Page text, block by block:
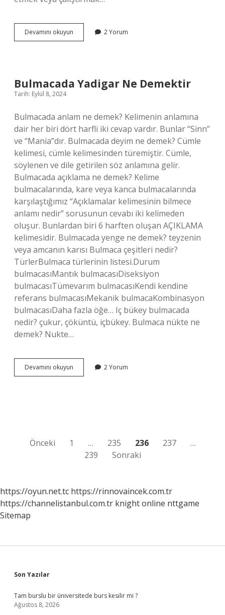
Devamını okuyun Çakmak
Ne
2 Yorum
Bulmacada Yadigar Ne Demektir
Tarih: Eylül 8, 2024
Bulmacada anlam ne demek? Kelimenin anlamına
dair her biri dört harfli iki cevap vardır. Bunlar “Sinn”
ve “Mania”dır. Bulmacada deyim ne demek? Cümle
kelimesi, cümle kelimesinden türemiştir. Cümle,
söylenen ve dile getirilen söz anlamına gelir.
Bulmacada açıklama ne demek? Kelime
bulmacalarında, kare veya kanca bulmacalarında
karşılaştığımız “Açıklamalar kelimesinin bilmece
anlamı nedir” sorusunun cevabı iki kelimeden
oluşur. Bunlardan biri 6 harften oluşan AÇIKLAMA
kelimesidir. Bulmacada yenge ne demek? teyzenin
veya amcanın karısı Bulmaca çeşitleri nedir?
TürlerBulmaca türlerinin listesi.Durum
bulmacasıMantık bulmacasıDiseksiyon
bulmacasıTümevarım bulmacasıKendi kendine
referans bulmacasıMekanik bulmacaKombinasyon
bulmacasıDaha fazla öğe… Iç bükey bulmacada
nedir? çukur, çöküntü, içbükey. Bulmaca nükte ne
demek? Nukte…
Devamını okuyun Bulmacada
Yadigar
2 Yorum
Yazı
sayfalaması
Önceki 1 … 235 236 237
…
239
Sonraki
https://oyun.net.tc https://rinnovaincek.com.tr
https://channelistanbul.com.tr knight online nttgame
Sitemap
Sidebar
Son Yazılar
Tam burslu bir üniversitede burs kesilir mi ?
Ağustos 8, 2026